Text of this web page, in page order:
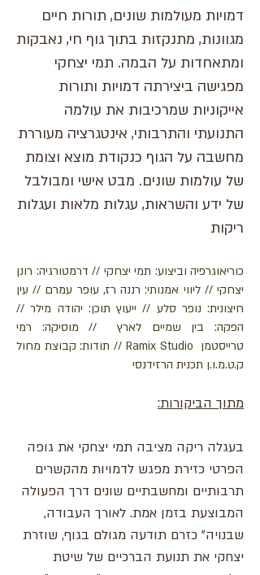
דמויות מעולמות שונים, תורות חיים
מגוונות, מתנקזות בתוך גוף חי, נאבקות
ומתאחדות על הבמה. תמי יצחקי
מפגישה ביצירתה דמויות ותורות
אייקוניות שמרכיבות את עולמה
התנועתי והתרבותי, אינטגרציה מעוררת
מחשבה על הגוף כנקודת מוצא וצומת
של עולמות שונים. מבט אישי ומבולבל
של ידע והשראות, עגלות מלאות ועגלות
ריקות
כוריאוגרפיה וביצוע: תמי יצחקי // ​דרמטורגיה: רונן
יצחקי // ליווי אמנותי: רננה רז, עופר עמרם // עין
חיצונית: נופר סלע // ייעוץ תוכן: יהודה מילר //
הפקה: בין שמיים לארץ // מוסיקה: רמי
טרייסטמן
// תודות: קבוצת מחול
ק.ט.מ.ו.ן תכנית הרזידנסי
:מתוך הביקורות
בעגלה ריקה מציבה תמי יצחקי את גופה
הפרטי כזירת מפגש לדמויות מהקשרים
תרבותיים ומחשבתיים שונים דרך הפעולה
המבוצעת בזמן אמת. לאורך העבודה,
שבנויה" כזרם תודעה מגולם בגוף, שוזרת
יצחקי את תנועת הברכיים של שיטת